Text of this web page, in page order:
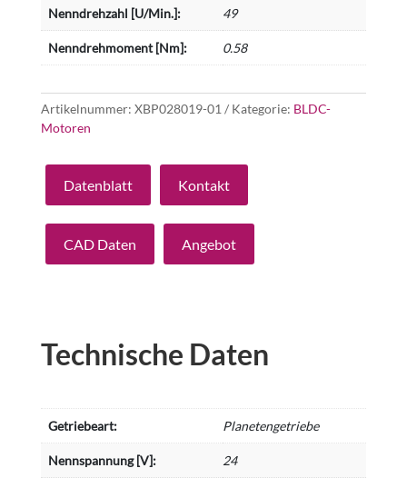
Nenndrehzahl [U/Min.]: 49
Nenndrehmoment [Nm]: 0.58
Artikelnummer: XBP028019-01 Kategorie: BLDC-
Motoren
Datenblatt Kontakt
CAD Daten Angebot
Technische Daten
Getriebeart: Planetengetriebe
Nennspannung [V]: 24